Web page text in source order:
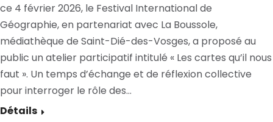
ce 4 février 2026, le Festival International de
Géographie, en partenariat avec La Boussole,
médiathèque de Saint-Dié-des-Vosges, a proposé au
public un atelier participatif intitulé « Les cartes qu’il nous
faut ». Un temps d’échange et de réflexion collective
pour interroger le rôle des…
Détails